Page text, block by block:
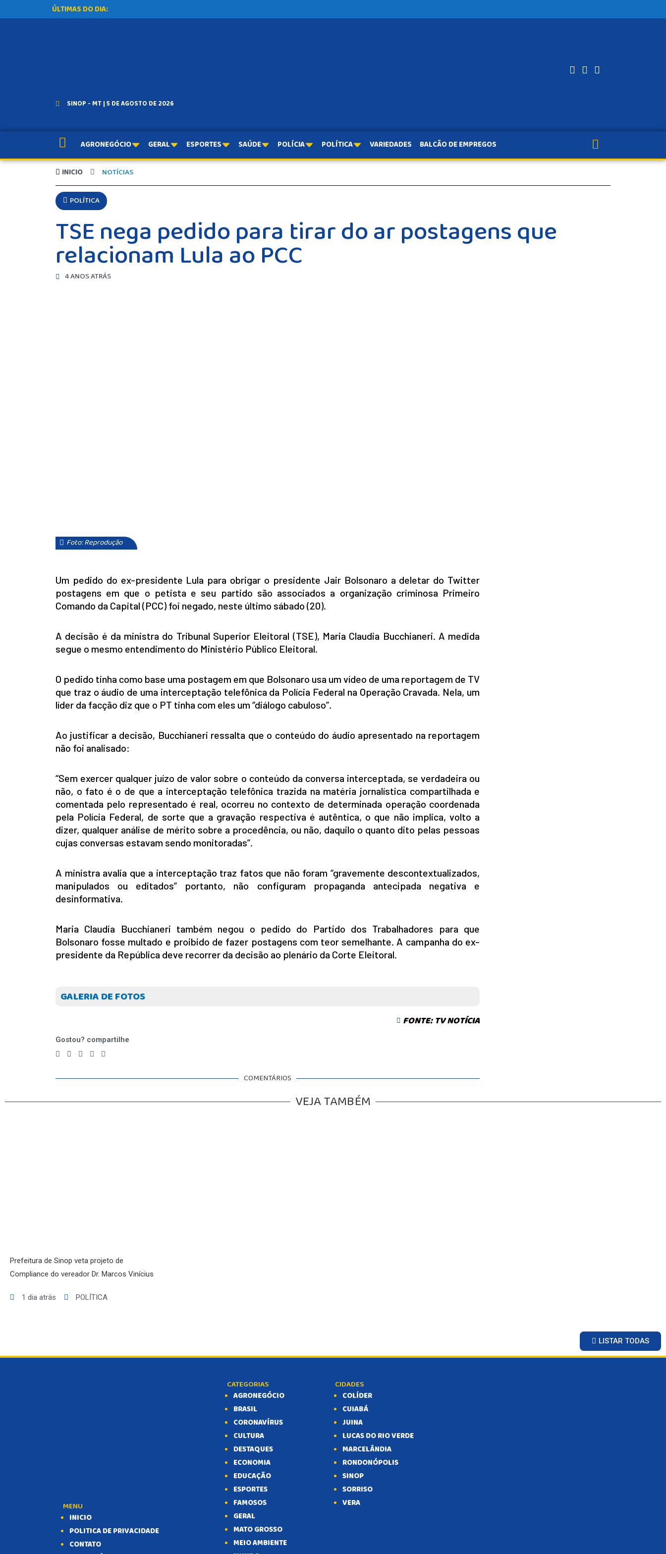
ÚLTIMAS DO DIA:
SINOP - MT | 5 DE AGOSTO DE 2026
AGRONEGÓCIO GERAL ESPORTES SAÚDE POLÍCIA POLÍTICA VARIEDADES BALCÃO DE EMPREGOS
INICIO NOTÍCIAS
POLÍTICA
TSE nega pedido para tirar do ar postagens que
relacionam Lula ao PCC
4 ANOS ATRÁS
Foto: Reprodução
Um pedido do ex-presidente Lula para obrigar o presidente Jair Bolsonaro a deletar do Twitter
postagens em que o petista e seu partido são associados a organização criminosa Primeiro
Comando da Capital (PCC) foi negado, neste último sábado (20).
A decisão é da ministra do Tribunal Superior Eleitoral (TSE), Maria Claudia Bucchianeri. A medida
segue o mesmo entendimento do Ministério Público Eleitoral.
O pedido tinha como base uma postagem em que Bolsonaro usa um vídeo de uma reportagem de TV
que traz o áudio de uma interceptação telefônica da Polícia Federal na Operação Cravada. Nela, um
líder da facção diz que o PT tinha com eles um “diálogo cabuloso”.
Ao justificar a decisão, Bucchianeri ressalta que o conteúdo do áudio apresentado na reportagem
não foi analisado:
“Sem exercer qualquer juízo de valor sobre o conteúdo da conversa interceptada, se verdadeira ou
não, o fato é o de que a interceptação telefônica trazida na matéria jornalística compartilhada e
comentada pelo representado é real, ocorreu no contexto de determinada operação coordenada
pela Polícia Federal, de sorte que a gravação respectiva é autêntica, o que não implica, volto a
dizer, qualquer análise de mérito sobre a procedência, ou não, daquilo o quanto dito pelas pessoas
cujas conversas estavam sendo monitoradas”.
A ministra avalia que a interceptação traz fatos que não foram “gravemente descontextualizados,
manipulados ou editados” portanto, não configuram propaganda antecipada negativa e
desinformativa.
Maria Claudia Bucchianeri também negou o pedido do Partido dos Trabalhadores para que
Bolsonaro fosse multado e proibido de fazer postagens com teor semelhante. A campanha do ex-
presidente da República deve recorrer da decisão ao plenário da Corte Eleitoral.
GALERIA DE FOTOS
FONTE: TV NOTÍCIA
Gostou? compartilhe
COMENTÁRIOS
VEJA TAMBÉM
Prefeitura de Sinop veta projeto de
Compliance do vereador Dr. Marcos Vinícius
1 dia atrás POLÍTICA
LISTAR TODAS
MENU
INICIO
POLITICA DE PRIVACIDADE
CONTATO
CATEGORIAS
AGRONEGÓCIO
BRASIL
CORONAVÍRUS
CULTURA
DESTAQUES
ECONOMIA
EDUCAÇÃO
ESPORTES
FAMOSOS
GERAL
MATO GROSSO
MEIO AMBIENTE
CIDADES
COLÍDER
CUIABÁ
JUINA
LUCAS DO RIO VERDE
MARCELÂNDIA
RONDONÓPOLIS
SINOP
SORRISO
VERA
BRASIL
GERAL
ESPORTES